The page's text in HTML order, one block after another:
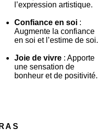
l’expression artistique.
Confiance en soi :
Augmente la confiance
en soi et l’estime de soi.
Joie de vivre : Apporte
une sensation de
bonheur et de positivité.